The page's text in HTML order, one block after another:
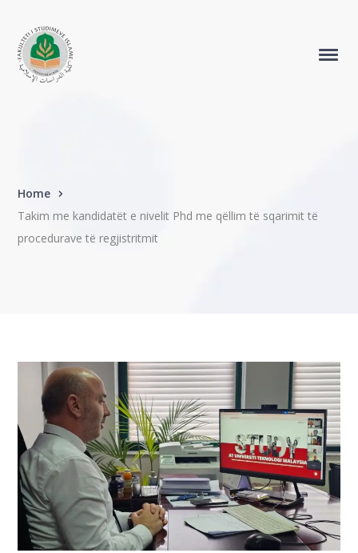
Home
Takim me kandidatët e nivelit Phd me qëllim të sqarimit të
procedurave të regjistritmit